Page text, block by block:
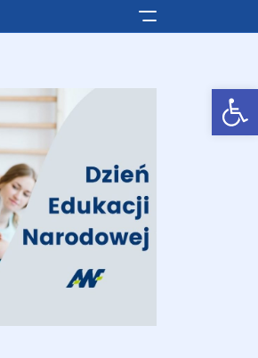
Otwórz pasek narzędzi
Pokaż/ukryj